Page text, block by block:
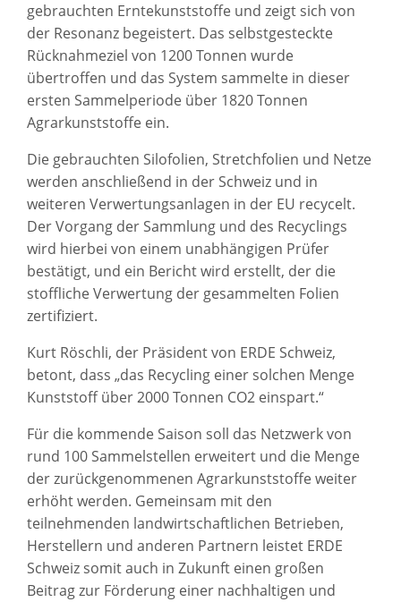
gebrauchten Erntekunststoffe und zeigt sich von
der Resonanz begeistert. Das selbstgesteckte
Rücknahmeziel von 1200 Tonnen wurde
übertroffen und das System sammelte in dieser
ersten Sammelperiode über 1820 Tonnen
Agrarkunststoffe ein.
Die gebrauchten Silofolien, Stretchfolien und Netze
werden anschließend in der Schweiz und in
weiteren Verwertungsanlagen in der EU recycelt.
Der Vorgang der Sammlung und des Recyclings
wird hierbei von einem unabhängigen Prüfer
bestätigt, und ein Bericht wird erstellt, der die
stoffliche Verwertung der gesammelten Folien
zertifiziert.
Kurt Röschli, der Präsident von ERDE Schweiz,
betont, dass „das Recycling einer solchen Menge
Kunststoff über 2000 Tonnen CO2 einspart.“
Für die kommende Saison soll das Netzwerk von
rund 100 Sammelstellen erweitert und die Menge
der zurückgenommenen Agrarkunststoffe weiter
erhöht werden. Gemeinsam mit den
teilnehmenden landwirtschaftlichen Betrieben,
Herstellern und anderen Partnern leistet ERDE
Schweiz somit auch in Zukunft einen großen
Beitrag zur Förderung einer nachhaltigen und